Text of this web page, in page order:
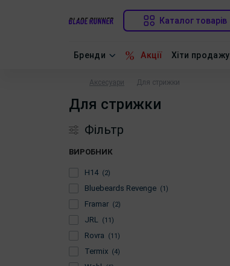
Каталог товарів
Бренди Акції Хіти продажу
Аксесуари Для стрижки
Для стрижки
Фільтр
ВИРОБНИК
H14 (2)
Bluebeards Revenge (1)
Framar (2)
JRL (11)
Rovra (11)
Termix (4)